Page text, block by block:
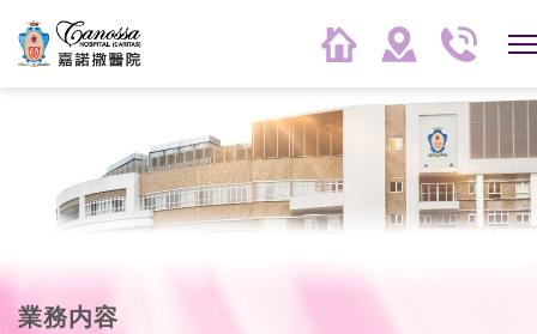
業務内容